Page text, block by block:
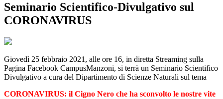
Seminario Scientifico-Divulgativo sul
CORONAVIRUS
Giovedì 25 febbraio 2021, alle ore 16, in diretta Streaming sulla
Pagina Facebook CampusManzoni, si terrà un Seminario Scientifico
Divulgativo a cura del Dipartimento di Scienze Naturali sul tema
CORONAVIRUS: il Cigno Nero che ha sconvolto le nostre vite